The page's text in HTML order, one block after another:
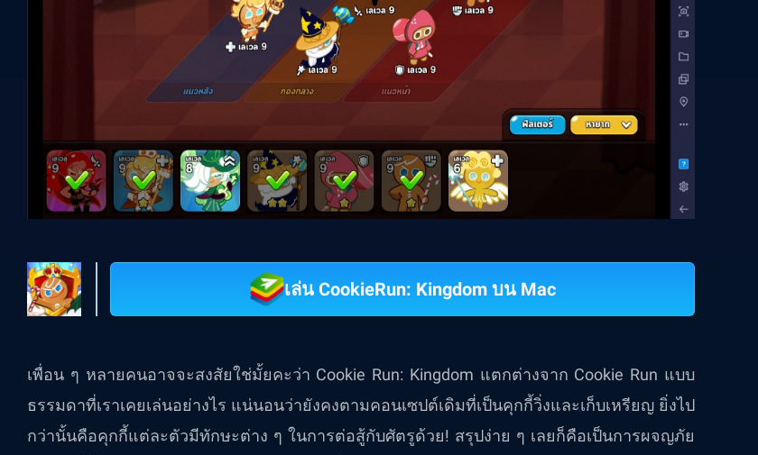
เล่น CookieRun: Kingdom บน Mac
เพื่อน ๆ หลายคนอาจจะสงสัยใช่มั้ยคะว่า Cookie Run: Kingdom แตกต่างจาก Cookie Run แบบ
ธรรมดาที่เราเคยเล่นอย่างไร แน่นอนว่ายังคงตามคอนเซปต์เดิมที่เป็นคุกกี้วิ่งและเก็บเหรียญ ยิ่งไป
กว่านั้นคือคุกกี้แต่ละตัวมีทักษะต่าง ๆ ในการต่อสู้กับศัตรูด้วย! สรุปง่าย ๆ เลยก็คือเป็นการผจญภัย